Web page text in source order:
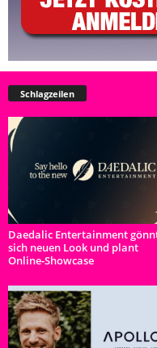
Schlagzeilen
Daedalic Entertainment
sich neuen Look und plant
Online-Showcase